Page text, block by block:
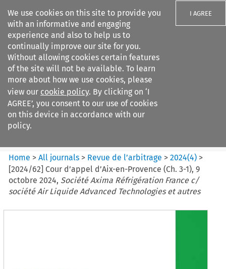
We use cookies on this site to provide you
with an informative and engaging
experience and also to help us to
continually improve our site for you.
Without allowing cookies certain features
of the site will not be available. To learn
more about how we use cookies, please
view our cookie policy. By clicking on ‘I
AGREE’, you consent to our use of cookies
on this device in accordance with our
policy.
I AGREE
Search filters
Revue de
l%E2%80%99arbitrage
Home >All journals > Revue de l’arbitrage >2024(4) >
[2024/62] Cour d’appel d’Aix-en-Provence (Ch. 3-1), 9
octobre 2024, Société Axima Réfrigération France c/
société Air Liquide Advanced Technologies et autres